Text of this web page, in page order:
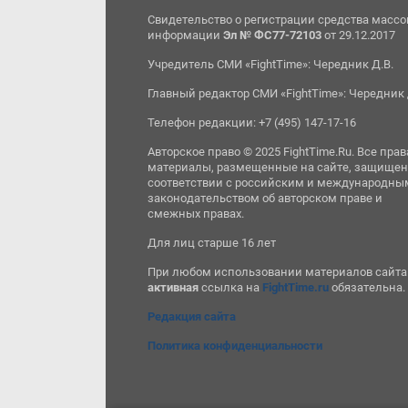
Свидетельство о регистрации средства
информацииЭл № ФС77-72103 от 29.12.2017
Учредитель СМИ «FightTime»: Чередник Д.В.
Главный редактор СМИ «FightTime»: Чередник
Телефон редакции: +7 (495) 147-17-16
Авторское право © 2025 FightTime.Ru. Все
материалы, размещенные на сайте,
соответствии с российским и
законодательством об авторском праве и
смежных правах.
Для лиц старше 16 лет
При любом использовании материалов сайта
активная ссылка на FightTime.ru обязательна.
Редакция сайта
Политика конфиденциальности